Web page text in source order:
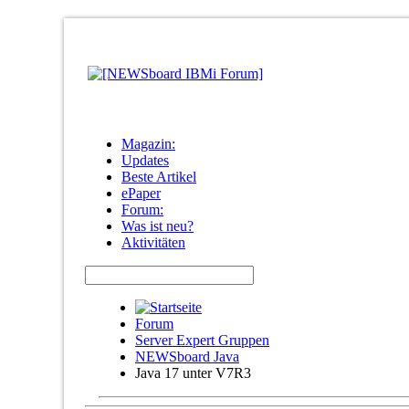
Magazin:
Updates
Beste Artikel
ePaper
Forum:
Was ist neu?
Aktivitäten
Forum
Server Expert Gruppen
NEWSboard Java
Java 17 unter V7R3